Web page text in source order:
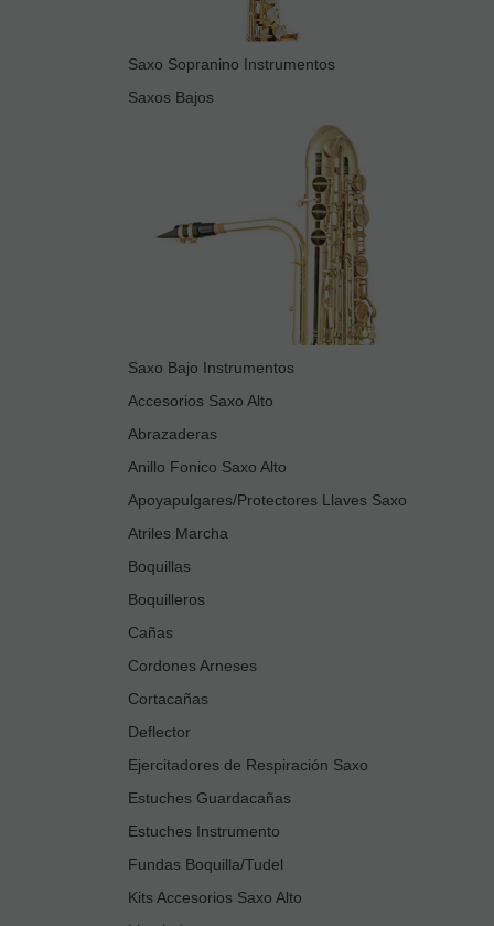
Saxo Sopranino Instrumentos
Saxos Bajos
Saxo Bajo Instrumentos
Accesorios Saxo Alto
Abrazaderas
Anillo Fonico Saxo Alto
Apoyapulgares/Protectores Llaves Saxo
Atriles Marcha
Boquillas
Boquilleros
Cañas
Cordones Arneses
Cortacañas
Deflector
Ejercitadores de Respiración Saxo
Estuches Guardacañas
Estuches Instrumento
Fundas Boquilla/Tudel
Kits Accesorios Saxo Alto